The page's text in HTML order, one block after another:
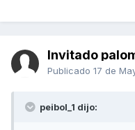
Invitado
Publicado 17 de
peibol_1 dijo: